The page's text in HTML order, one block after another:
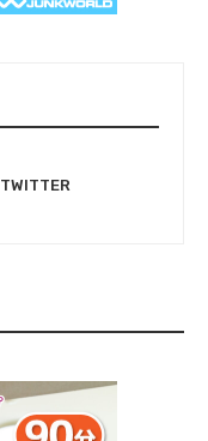
TWITTER